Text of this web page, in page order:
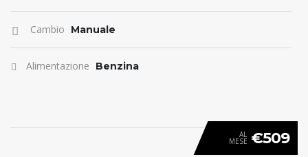
Cambio Manuale
Alimentazione Benzina
AL
MESE €509